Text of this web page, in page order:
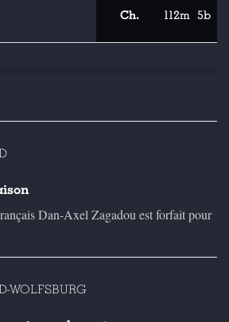
Ch. 112m 5b
Dan-Axel Zagadou est forfait pour
WOLFSBURG